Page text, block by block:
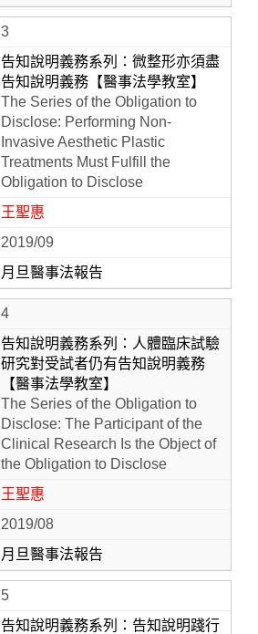
3
告知說明義務系列：微整形亦須盡
告知說明義務【醫事法學教室】
The Series of the Obligation to
Disclose: Performing Non-
Invasive Aesthetic Plastic
Treatments Must Fulfill the
Obligation to Disclose
王聖惠
2019/09
月旦醫事法報告
4
告知說明義務系列：人體臨床試驗
研究對受試者仍有告知說明義務
【醫事法學教室】
The Series of the Obligation to
Disclose: The Participant of the
Clinical Research Is the Object of
the Obligation to Disclose
王聖惠
2019/08
月旦醫事法報告
5
告知說明義務系列：告知說明踐行